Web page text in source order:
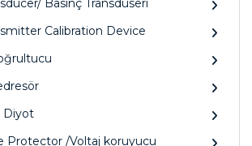
Calibration Device
Diyot
Protector /Voltaj koruyucu